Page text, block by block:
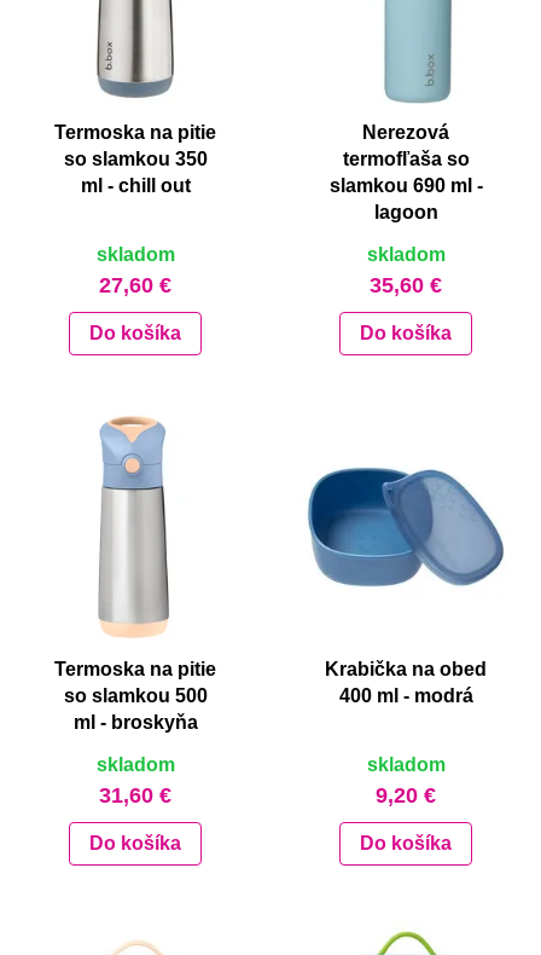
Termoska na pitie
so slamkou 350
ml - chill out
skladom
27,60 €
Do košíka
Nerezová
termofľaša so
slamkou 690 ml -
lagoon
skladom
35,60 €
Do košíka
Termoska na pitie
so slamkou 500
ml - broskyňa
skladom
31,60 €
Do košíka
Krabička na obed
400 ml - modrá
skladom
9,20 €
Do košíka